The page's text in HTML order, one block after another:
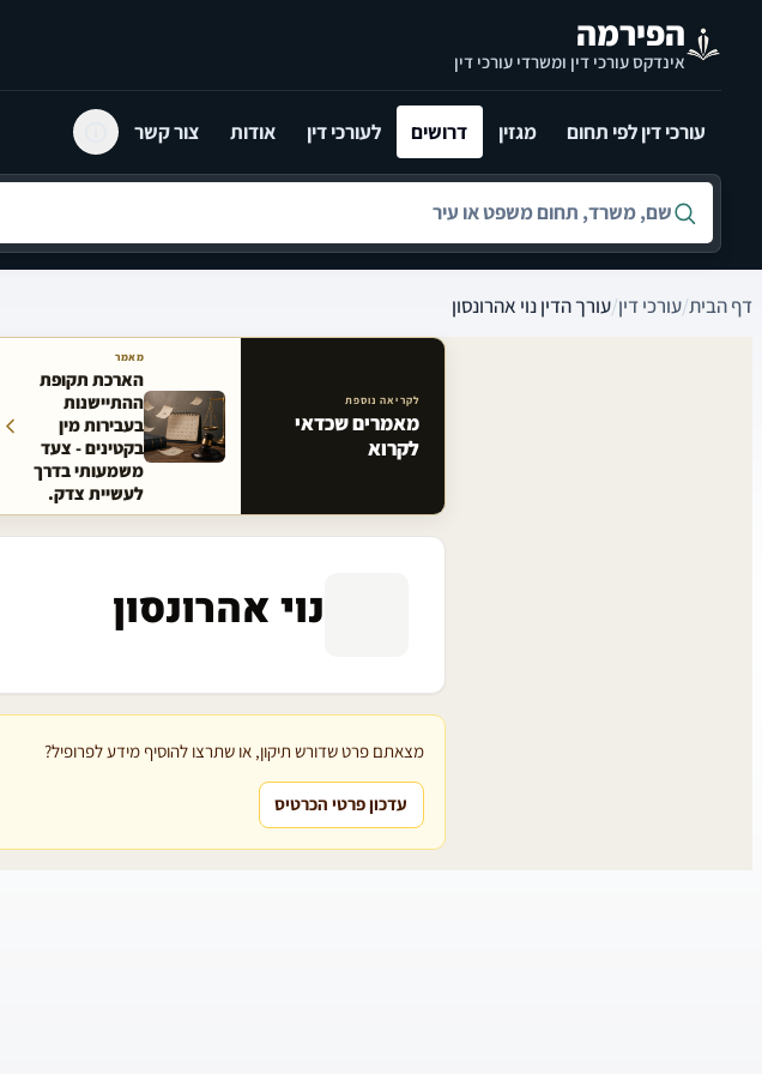
הפירמה
אינדקס עורכי דין ומשרדי עורכי דין
עורכי דין לפי תחום מגזין דרושים לעורכי דין אודות צור קשר
חיפוש לפי שם, משרד, תחום משפט או עיר
דף הבית/עורכי דין/עורך הדין נוי אהרונסון
מאמרים קשורים באתר
לקריאה נוספת
מאמרים שכדאי
לקרוא
מאמר
הארכת תקופת
ההתיישנות
בעבירות מין
בקטינים - צעד
משמעותי בדרך
לעשיית צדק.
נוי אהרונסון
מצאתם פרט שדורש תיקון, או שתרצו להוסיף מידע לפרופיל?
עדכון פרטי הכרטיס